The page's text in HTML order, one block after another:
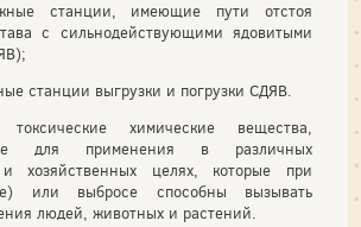
станции, имеющие пути отстоя
с сильнодействующими ядовитыми
станции выгрузки и погрузки СДЯВ.
химические вещества,
для применения в различных
хозяйственных целях, которые при
или выбросе способны вызывать
людей, животных и растений.